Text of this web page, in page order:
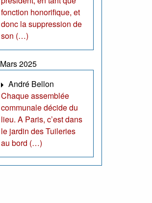
fonction honorifique, et
donc la suppression de
son (…)
Mars 2025
André Bellon
Chaque assemblée
communale décide du
lieu. A Paris, c’est dans
le jardin des Tuileries
au bord (…)